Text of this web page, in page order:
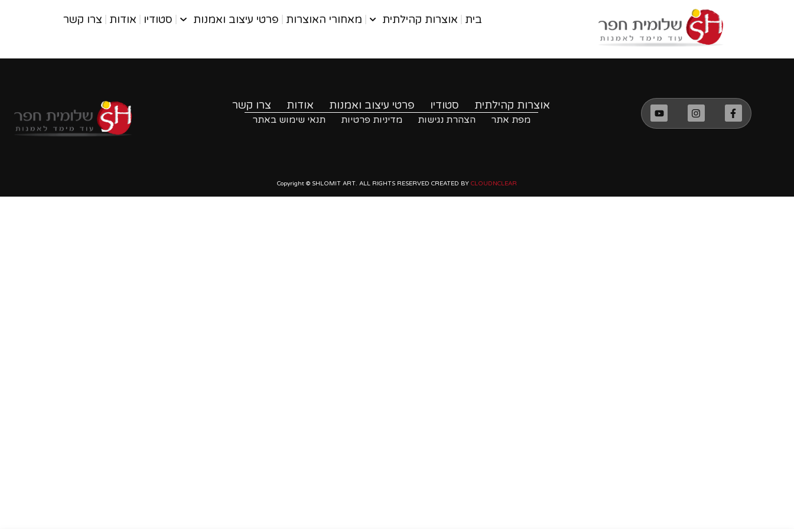
בית אוצרות קהילתית מאחורי האוצרות פרטי עיצוב ואמנות סטודיו אודות צרו קשר
אוצרות קהילתית סטודיו פרטי עיצוב ואמנות אודות צרו קשר
מפת אתר הצהרת נגישות מדיניות פרטיות תנאי שימוש באתר
Copyright © SHLOMIT ART. ALL RIGHTS RESERVED CREATED BY CLOUDNCLEAR